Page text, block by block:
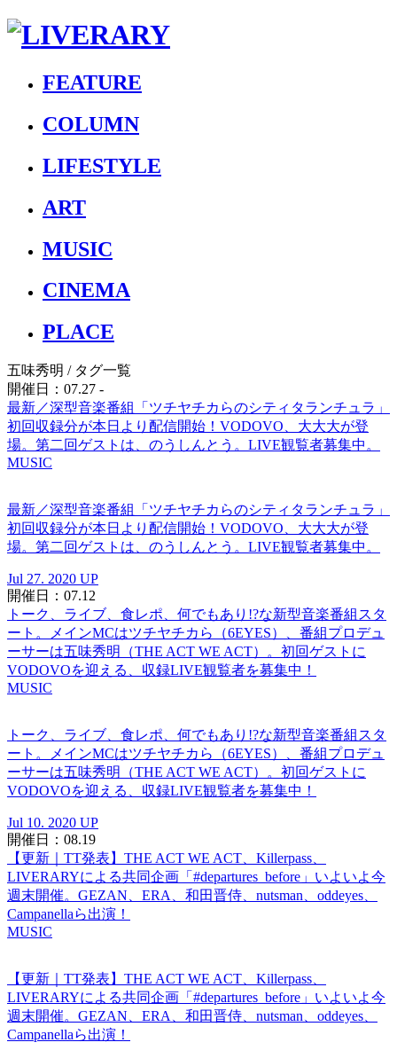
FEATURE
COLUMN
LIFESTYLE
ART
MUSIC
CINEMA
PLACE
五味秀明 / タグ一覧
開催日：07.27 -
最新／深型音楽番組「ツチヤチカらのシティタランチュラ」
初回収録分が本日より配信開始！VODOVO、大大大が登
場。第二回ゲストは、のうしんとう。LIVE観覧者募集中。
MUSIC
最新／深型音楽番組「ツチヤチカらのシティタランチュラ」
初回収録分が本日より配信開始！VODOVO、大大大が登
場。第二回ゲストは、のうしんとう。LIVE観覧者募集中。
Jul 27. 2020 UP
開催日：07.12
トーク、ライブ、食レポ、何でもあり!?な新型音楽番組スタ
ート。メインMCはツチヤチカら（6EYES）、番組プロデュ
ーサーは五味秀明（THE ACT WE ACT）。初回ゲストに
VODOVOを迎える、収録LIVE観覧者を募集中！
MUSIC
トーク、ライブ、食レポ、何でもあり!?な新型音楽番組スタ
ート。メインMCはツチヤチカら（6EYES）、番組プロデュ
ーサーは五味秀明（THE ACT WE ACT）。初回ゲストに
VODOVOを迎える、収録LIVE観覧者を募集中！
Jul 10. 2020 UP
開催日：08.19
【更新｜TT発表】THE ACT WE ACT、Killerpass、
LIVERARYによる共同企画「#departures_before」いよいよ今
週末開催。GEZAN、ERA、和田晋侍、nutsman、oddeyes、
Campanellaら出演！
MUSIC
【更新｜TT発表】THE ACT WE ACT、Killerpass、
LIVERARYによる共同企画「#departures_before」いよいよ今
週末開催。GEZAN、ERA、和田晋侍、nutsman、oddeyes、
Campanellaら出演！